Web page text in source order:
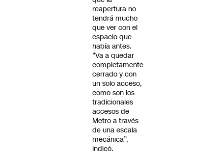
reapertura no
tendrá mucho
que ver con el
espacio que
había antes.
“Va a quedar
completamente
cerrado y con
un solo acceso,
como son los
tradicionales
accesos de
Metro a través
de una escala
mecánica”,
indicó.